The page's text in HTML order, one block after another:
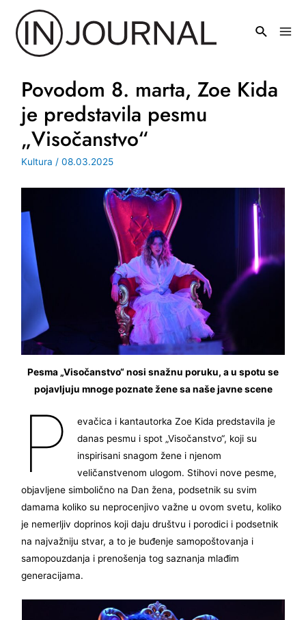
sadržaj
Povodom 8. marta, Zoe Kida
je predstavila pesmu
„Visočanstvo“
Kultura /08.03.2025
Pesma „Visočanstvo“ nosi snažnu poruku, a u spotu se
pojavljuju mnoge poznate žene sa naše javne scene
P
evačica i kantautorka Zoe Kida predstavila je
danas pesmu i spot „Visočanstvo“, koji su
inspirisani snagom žene i njenom
veličanstvenom ulogom. Stihovi nove pesme,
objavljene simbolično na Dan žena, podsetnik su svim
damama koliko su neprocenjivo važne u ovom svetu, koliko
je nemerljiv doprinos koji daju društvu i porodici i podsetnik
na najvažniju stvar, a to je buđenje samopoštovanja i
samopouzdanja i prenošenja tog saznanja mlađim
generacijama.